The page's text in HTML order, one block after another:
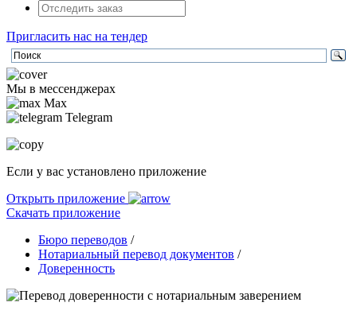
Пригласить нас на тендер
Мы в мессенджерах
Max
Telegram
Если у вас установлено приложение
Открыть приложение
Скачать приложение
Бюро переводов /
Нотариальный перевод документов /
Доверенность